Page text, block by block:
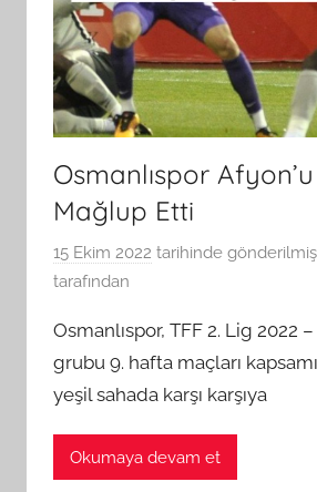
Osmanlıspor
Mağlup Etti
15 Ekim 2022 tarihinde gönderilmiş
tarafından
Osmanlıspor, TFF 2. Lig 2022
grubu 9. hafta maçları
yeşil sahada karşı karşıya
Okumaya devam et